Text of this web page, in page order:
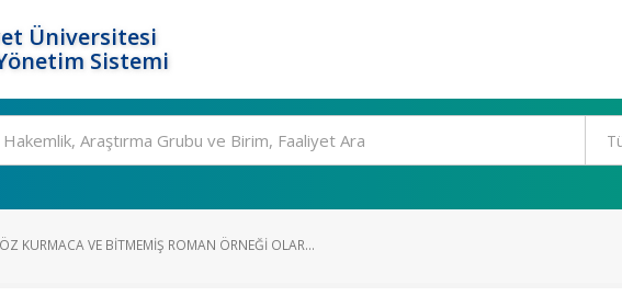
Üniversitesi
Sistemi
ÖZ KURMACA VE BİTMEMİŞ ROMAN ÖRNEĞİ OLAR...